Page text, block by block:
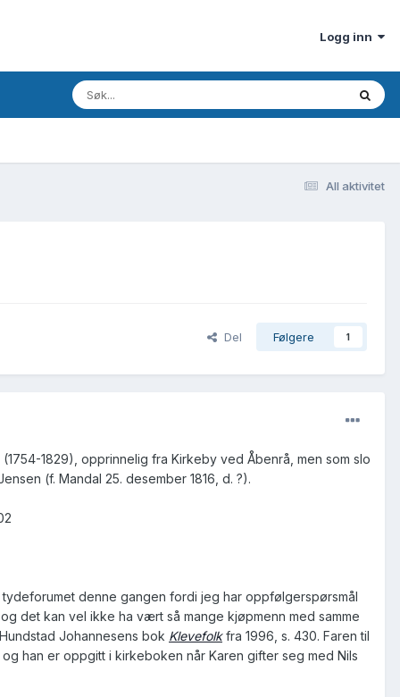
Logg inn
All aktivitet
Del Følgere 1
(1754-1829), opprinnelig fra Kirkeby ved Åbenrå, men som slo
(f. Mandal 25. desember 1816, d. ?).
denne gangen fordi jeg har oppfølgerspørsmål
det kan vel ikke ha vært så mange kjøpmenn med samme
Johannesens bok Klevefolkfra 1996, s. 430. Faren til
han er oppgitt i kirkeboken når Karen gifter seg med Nils